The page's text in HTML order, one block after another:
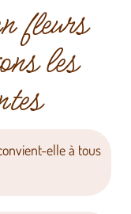
fleurs
les
elle à tous